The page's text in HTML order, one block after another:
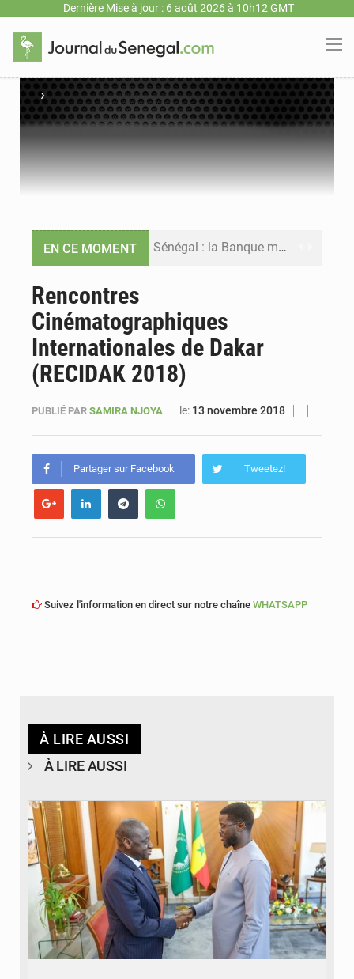
Dernière Mise à jour : 6 août 2026 à 10h12 GMT
›
EN CE MOMENT Sénégal : la Banque mondiale annonce un financement de 340 milliards FCFA pour soutenir les priorités de la Vision Sénégal 2050
Rencontres
Cinématographiques
Internationales de Dakar
(RECIDAK 2018)
PUBLIÉ PAR SAMIRA NJOYA le: 13 novembre 2018
Partager sur Facebook Tweetez!
Suivez l'information en direct sur notre chaîne WHATSAPP
À LIRE AUSSI
À LIRE AUSSI